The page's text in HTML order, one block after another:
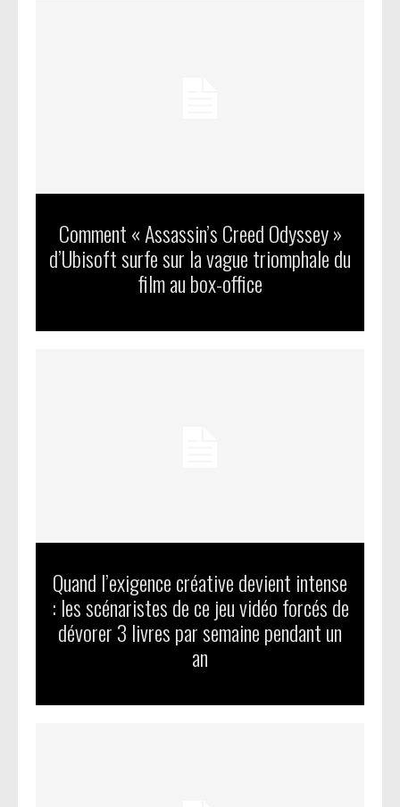
Comment « Assassin’s Creed Odyssey »
d’Ubisoft surfe sur la vague triomphale du
film au box-office
Quand l’exigence créative devient intense
: les scénaristes de ce jeu vidéo forcés de
dévorer 3 livres par semaine pendant un
an